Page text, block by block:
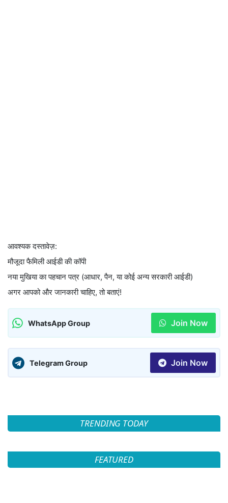
आवश्यक दस्तावेज़:
मौजूदा फैमिली आईडी की कॉपी
नया मुखिया का पहचान पत्र (आधार, पैन, या कोई अन्य सरकारी आईडी)
अगर आपको और जानकारी चाहिए, तो बताएं!
WhatsApp Group Join Now
Telegram Group Join Now
TRENDING TODAY
FEATURED